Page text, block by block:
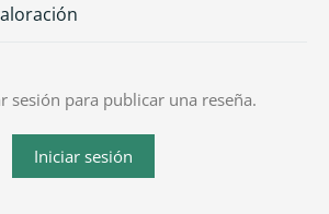
sesión para publicar una reseña.
Iniciar sesión